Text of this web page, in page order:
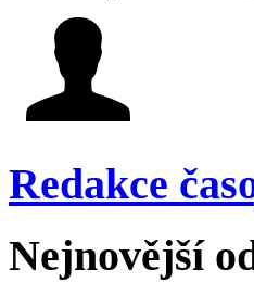
Redakce
Nejnovější